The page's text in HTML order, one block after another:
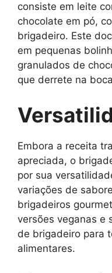
consiste em leite
chocolate em pó,
brigadeiro. Este
em pequenas
granulados de
que derrete na
Embora a receita
apreciada, o
por sua
variações de
brigadeiros
versões veganas e
de brigadeiro para
alimentares.